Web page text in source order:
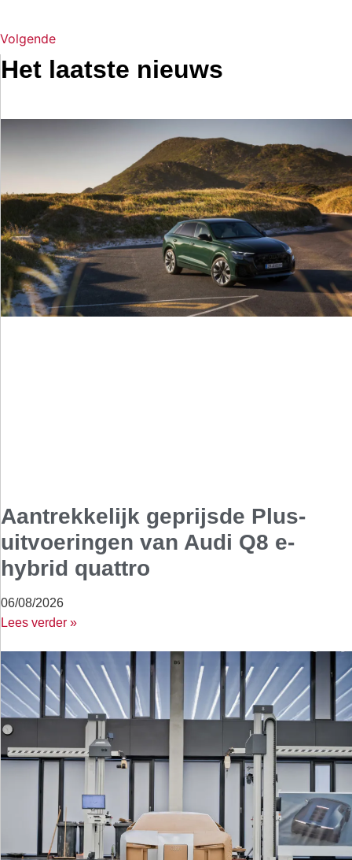
Volgende
Het laatste nieuws
Aantrekkelijk geprijsde Plus-
uitvoeringen van Audi Q8 e-
hybrid quattro
06/08/2026
Lees verder »